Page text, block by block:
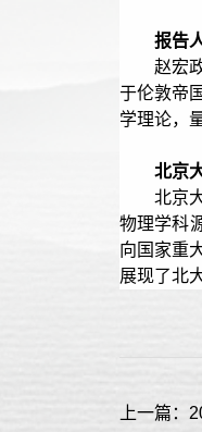
报告
赵宏
于伦敦帝
学理论，
北京
北京
物理学科
向国家重
展现了北
上一篇：